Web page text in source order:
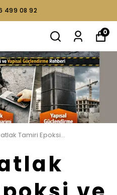
499 08 92
0
Beton Çatlak Tamiri Epoksi ve Tüm Profesyonel Onarım Yöntemleri